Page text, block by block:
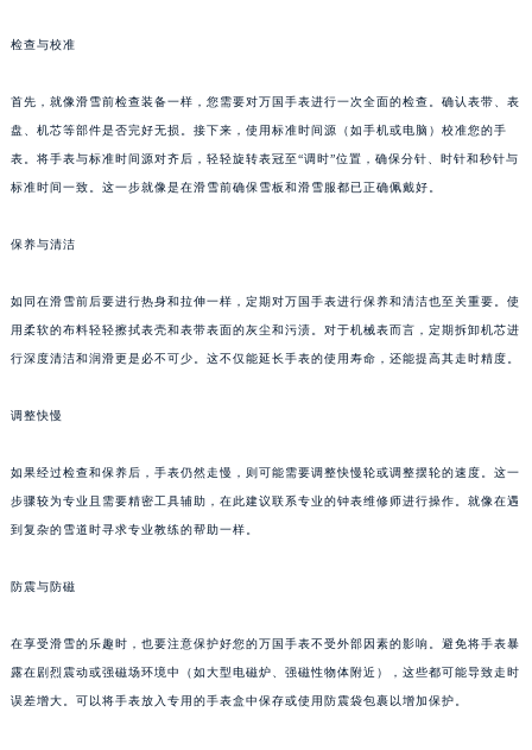
检查与校准
首先，就像滑雪前检查装备一样，您需要对万国手表进行一次全面的检查。确认表带、表
盘、机芯等部件是否完好无损。接下来，使用标准时间源（如手机或电脑）校准您的手
表。将手表与标准时间源对齐后，轻轻旋转表冠至“调时”位置，确保分针、时针和秒针与
标准时间一致。这一步就像是在滑雪前确保雪板和滑雪服都已正确佩戴好。
保养与清洁
如同在滑雪前后要进行热身和拉伸一样，定期对万国手表进行保养和清洁也至关重要。使
用柔软的布料轻轻擦拭表壳和表带表面的灰尘和污渍。对于机械表而言，定期拆卸机芯进
行深度清洁和润滑更是必不可少。这不仅能延长手表的使用寿命，还能提高其走时精度。
调整快慢
如果经过检查和保养后，手表仍然走慢，则可能需要调整快慢轮或调整摆轮的速度。这一
步骤较为专业且需要精密工具辅助，在此建议联系专业的钟表维修师进行操作。就像在遇
到复杂的雪道时寻求专业教练的帮助一样。
防震与防磁
在享受滑雪的乐趣时，也要注意保护好您的万国手表不受外部因素的影响。避免将手表暴
露在剧烈震动或强磁场环境中（如大型电磁炉、强磁性物体附近），这些都可能导致走时
误差增大。可以将手表放入专用的手表盒中保存或使用防震袋包裹以增加保护。